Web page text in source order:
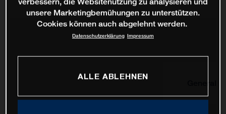
unsere Marketingbemühungen zu unterstützen.
Cookies können auch abgelehnt werden.
Datenschutzerklärung Impressum
ALLE ABLEHNEN